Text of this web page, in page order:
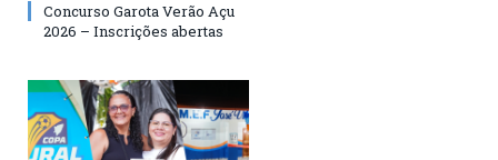
Concurso Garota Verão Açu
2026 – Inscrições abertas